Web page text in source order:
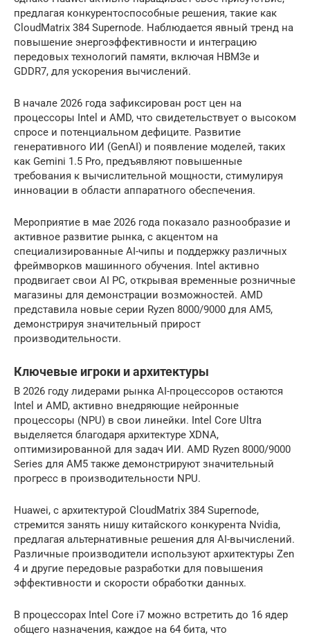
предлагая конкурентоспособные решения, такие как
CloudMatrix 384 Supernode. Наблюдается явный тренд на
повышение энергоэффективности и интеграцию
передовых технологий памяти, включая HBM3e и
GDDR7, для ускорения вычислений.
В начале 2026 года зафиксирован рост цен на
процессоры Intel и AMD, что свидетельствует о высоком
спросе и потенциальном дефиците. Развитие
генеративного ИИ (GenAI) и появление моделей, таких
как Gemini 1.5 Pro, предъявляют повышенные
требования к вычислительной мощности, стимулируя
инновации в области аппаратного обеспечения.
Мероприятие в мае 2026 года показало разнообразие и
активное развитие рынка, с акцентом на
специализированные AI-чипы и поддержку различных
фреймворков машинного обучения. Intel активно
продвигает свои AI PC, открывая временные розничные
магазины для демонстрации возможностей. AMD
представила новые серии Ryzen 8000/9000 для AM5,
демонстрируя значительный прирост
производительности.
Ключевые игроки и архитектуры
В 2026 году лидерами рынка AI-процессоров остаются
Intel и AMD, активно внедряющие нейронные
процессоры (NPU) в свои линейки. Intel Core Ultra
выделяется благодаря архитектуре XDNA,
оптимизированной для задач ИИ. AMD Ryzen 8000/9000
Series для AM5 также демонстрируют значительный
прогресс в производительности NPU.
Huawei, с архитектурой CloudMatrix 384 Supernode,
стремится занять нишу китайского конкурента Nvidia,
предлагая альтернативные решения для AI-вычислений.
Различные производители используют архитектуры Zen
4 и другие передовые разработки для повышения
эффективности и скорости обработки данных.
В процессорах Intel Core i7 можно встретить до 16 ядер
общего назначения, каждое на 64 бита, что